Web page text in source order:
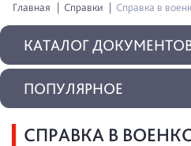
Главная Справки Справка в
КАТАЛОГ
СПРАВКА В
ПОПУЛЯРНОЕ